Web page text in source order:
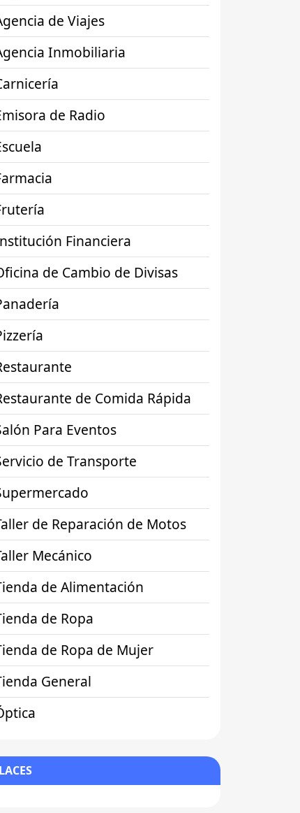
de Viajes
Inmobiliaria
de Radio
Financiera
de Cambio de Divisas
de Comida Rápida
Para Eventos
de Transporte
de Reparación de Motos
Mecánico
de Alimentación
de Ropa
de Ropa de Mujer
General